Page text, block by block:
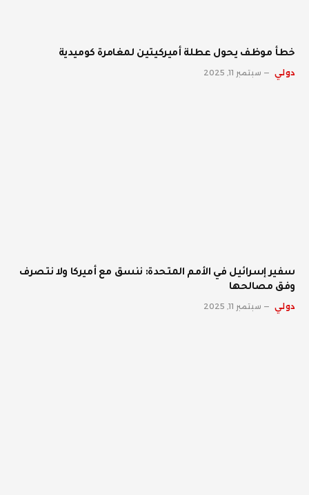
خطأ موظف يحول عطلة أميركيتين لمغامرة كوميدية
دولي سبتمبر 11, 2025
سفير إسرائيل في الأمم المتحدة: ننسق مع أميركا ولا نتصرف
وفق مصالحها
دولي سبتمبر 11, 2025